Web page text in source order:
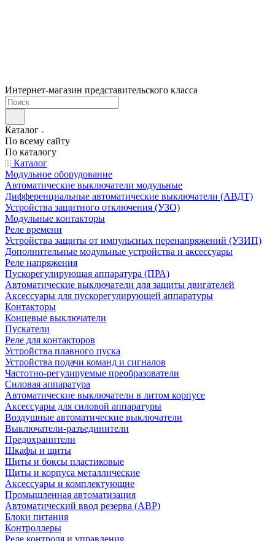
Интернет-магазин представительского класса
Каталог
По всему сайту
По каталогу
Каталог
Модульное оборудование
Автоматические выключатели модульные
Дифференциальные автоматические выключатели (АВДТ)
Устройства защитного отключения (УЗО)
Модульные контакторы
Реле времени
Устройства защиты от импульсных перенапряжений (УЗИП)
Дополнительные модульные устройства и аксессуары
Реле напряжения
Пускорегулирующая аппаратура (ПРА)
Автоматические выключатели для защиты двигателей
Аксессуары для пускорегулирующей аппаратуры
Контакторы
Концевые выключатели
Пускатели
Реле для контакторов
Устройства плавного пуска
Устройства подачи команд и сигналов
Частотно-регулируемые преобразователи
Силовая аппаратура
Автоматические выключатели в литом корпусе
Аксессуары для силовой аппаратуры
Воздушные автоматические выключатели
Выключатели-разъединители
Предохранители
Шкафы и щиты
Щиты и боксы пластиковые
Щиты и корпуса металлические
Аксессуары и комплектующие
Промышленная автоматизация
Автоматический ввод резерва (АВР)
Блоки питания
Контроллеры
Реле контроля и управления